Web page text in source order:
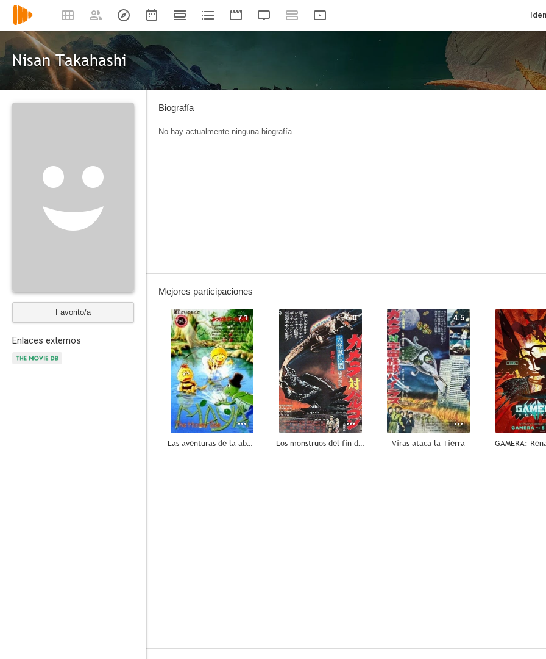
Nisan Takahashi
Favorito/a
Enlaces externos
Biografía
No hay actualmente ninguna biografía.
Mejores participaciones
7.1
Las aventuras de la abeja Maya
6.0
Los monstruos del fin del mundo
4.5
Viras ataca la Tierra GAMERA: